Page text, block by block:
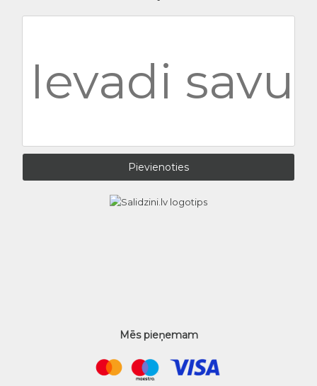
Mēs pieņemam